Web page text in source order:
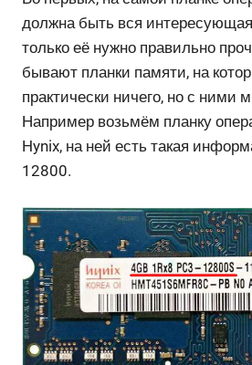
должна быть вся
только её нужно правильно
бывают планки памяти, на
практически ничего, но с ними
Например возьмём планку
Hynix, на ней есть такая
12800.